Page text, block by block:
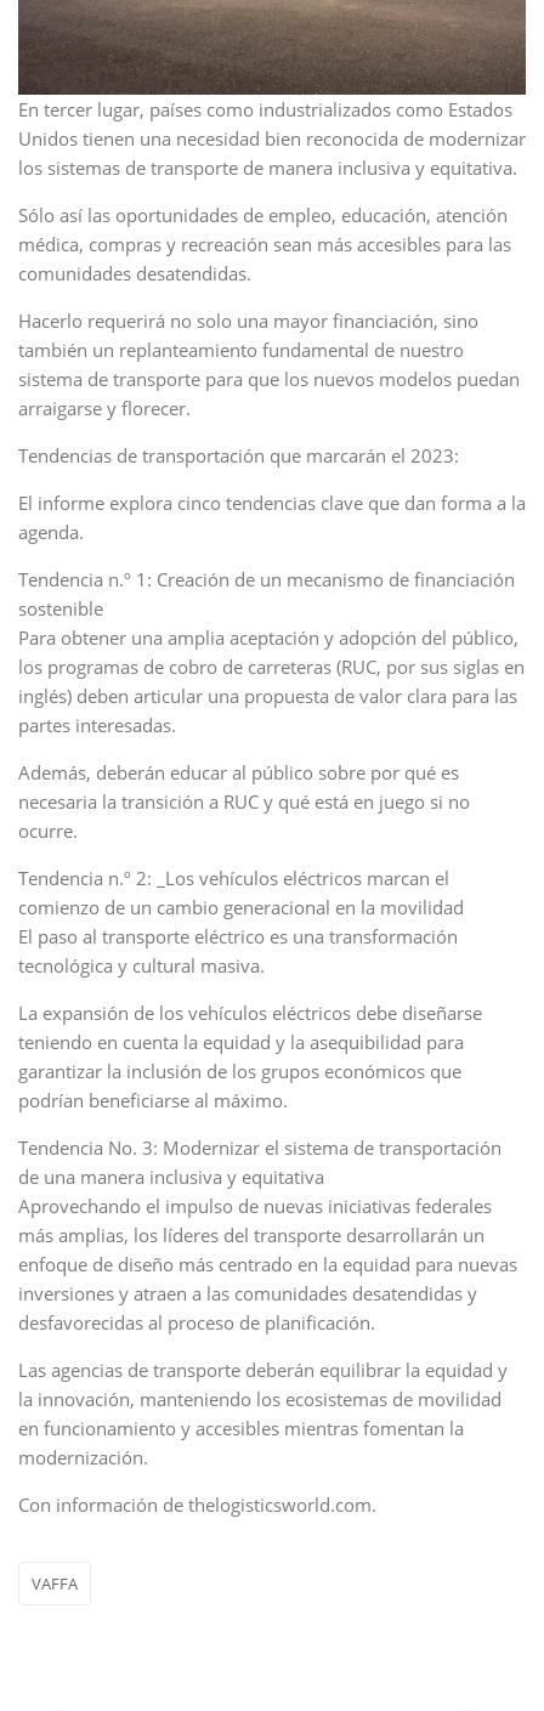
En tercer lugar, países como industrializados como Estados
Unidos tienen una necesidad bien reconocida de modernizar
los sistemas de transporte de manera inclusiva y equitativa.
Sólo así las oportunidades de empleo, educación, atención
médica, compras y recreación sean más accesibles para las
comunidades desatendidas.
Hacerlo requerirá no solo una mayor financiación, sino
también un replanteamiento fundamental de nuestro
sistema de transporte para que los nuevos modelos puedan
arraigarse y florecer.
Tendencias de transportación que marcarán el 2023:
El informe explora cinco tendencias clave que dan forma a la
agenda.
Tendencia n.º 1: Creación de un mecanismo de financiación
sostenible
Para obtener una amplia aceptación y adopción del público,
los programas de cobro de carreteras (RUC, por sus siglas en
inglés) deben articular una propuesta de valor clara para las
partes interesadas.
Además, deberán educar al público sobre por qué es
necesaria la transición a RUC y qué está en juego si no
ocurre.
Tendencia n.º 2: _Los vehículos eléctricos marcan el
comienzo de un cambio generacional en la movilidad
El paso al transporte eléctrico es una transformación
tecnológica y cultural masiva.
La expansión de los vehículos eléctricos debe diseñarse
teniendo en cuenta la equidad y la asequibilidad para
garantizar la inclusión de los grupos económicos que
podrían beneficiarse al máximo.
Tendencia No. 3: Modernizar el sistema de transportación
de una manera inclusiva y equitativa
Aprovechando el impulso de nuevas iniciativas federales
más amplias, los líderes del transporte desarrollarán un
enfoque de diseño más centrado en la equidad para nuevas
inversiones y atraen a las comunidades desatendidas y
desfavorecidas al proceso de planificación.
Las agencias de transporte deberán equilibrar la equidad y
la innovación, manteniendo los ecosistemas de movilidad
en funcionamiento y accesibles mientras fomentan la
modernización.
Con información de thelogisticsworld.com.
VAFFA